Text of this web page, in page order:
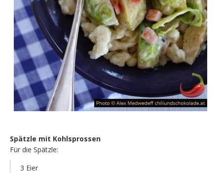
Spätzle mit Kohlsprossen
Für die Spätzle:
3 Eier